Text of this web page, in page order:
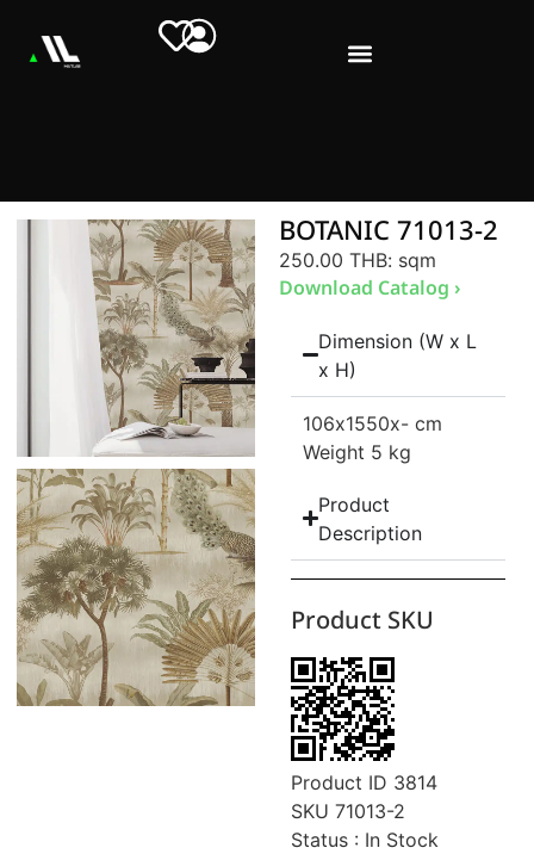
BOTANIC 71013-2
250.00 THB: sqm
Download Catalog ›
Dimension (W x L
x H)
106x1550x- cm
Weight 5 kg
Product
Description
Product SKU
Product ID 3814
SKU 71013-2
Status : In Stock